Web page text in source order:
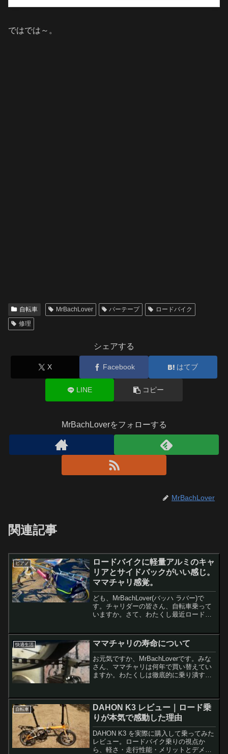
ではでは～。
自転車 MrBachLover バーテープ
ロードバイク
修理
シェアする
X Facebook はてブ
LINE コピー
MrBachLoverをフォローする
MrBachLover
関連記事
ピアノ
ロードバイクに軽量アルミのキャ
リアとサイドバックがいい感じ。
ママチャリ感覚。
ども、MrBachLover(バッハ ラバー)で
す。チャリダーの皆さん、自転車乗って
いますか。さて、わたくし最近ロードバ
りにロードに乗ってます。レモンちゃん
ママチャリは...
快適生活 ママチャリの寿命について
お元気ですか、MrBachLoverです。みな
さん、ママチャリは何年で買い替えてい
ますか。わたくしは徹底的に乗り潰すタ
回はママチャリは何年乗れるのか、ママ
チャリの寿命...
自転車
DAHON K3 レビュー｜ロード乗
りが本気で感動した理由
DAHON K3 を実際に購入して乗ってみた
レビュー。ロードバイク乗りの視点か
ら、軽さ・走行性能・メリットとデメリ